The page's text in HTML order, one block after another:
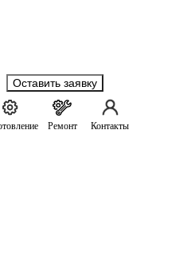
Оставить заявку
Ремонт Контакты